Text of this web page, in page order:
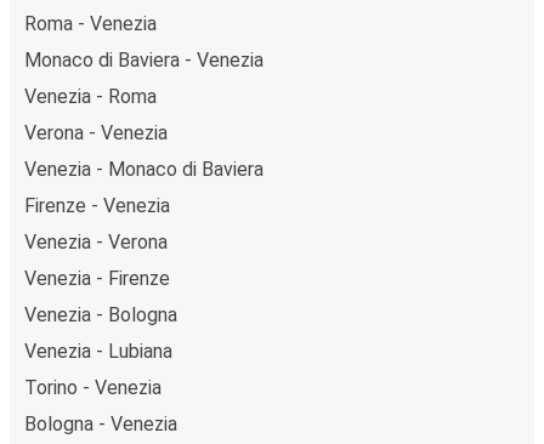
Roma - Venezia
Monaco di Baviera - Venezia
Venezia - Roma
Verona - Venezia
Venezia - Monaco di Baviera
Firenze - Venezia
Venezia - Verona
Venezia - Firenze
Venezia - Bologna
Venezia - Lubiana
Torino - Venezia
Bologna - Venezia